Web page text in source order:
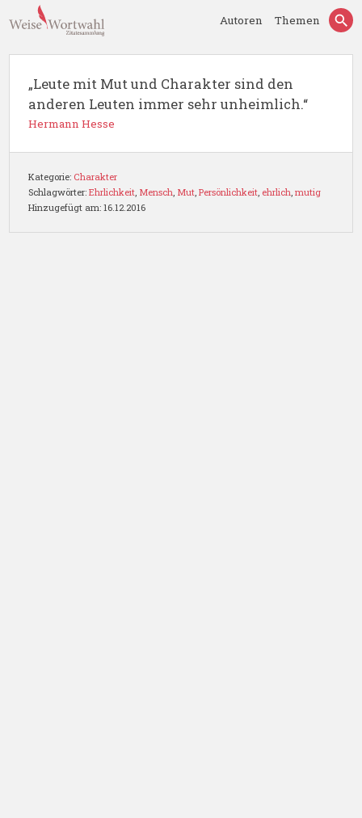
Autoren Themen
„Leute mit Mut und Charakter sind den
anderen Leuten immer sehr unheimlich.“
Hermann Hesse
Kategorie: Charakter
Schlagwörter: Ehrlichkeit, Mensch, Mut, Persönlichkeit, ehrlich, mutig
Hinzugefügt am: 16.12.2016